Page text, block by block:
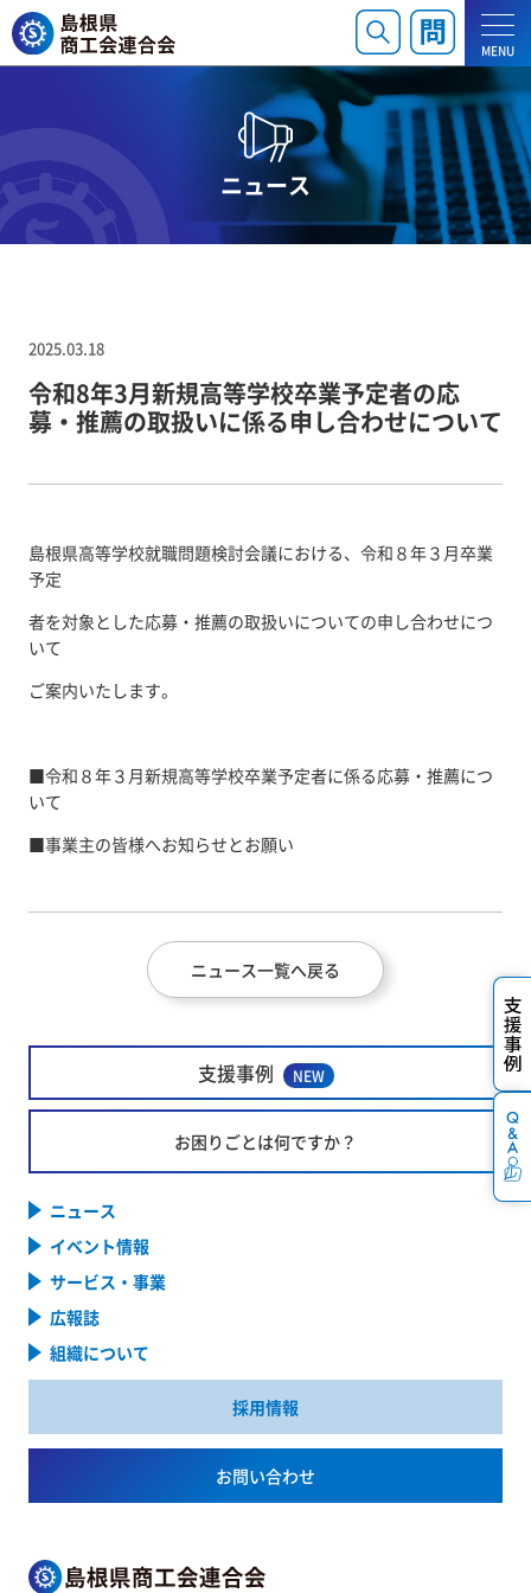
MENU
ニュース
2025.03.18
令和8年3月新規高等学校卒業予定者の応
募・推薦の取扱いに係る申し合わせについて
島根県高等学校就職問題検討会議における、令和８年３月卒業
予定
者を対象とした応募・推薦の取扱いについての申し合わせにつ
いて
ご案内いたします。
■令和８年３月新規高等学校卒業予定者に係る応募・推薦につ
いて
■事業主の皆様へお知らせとお願い
ニュース一覧へ戻る
支援事例 NEW
お困りごとは何ですか？
ニュース
イベント情報
サービス・事業
広報誌
組織について
採用情報
お問い合わせ